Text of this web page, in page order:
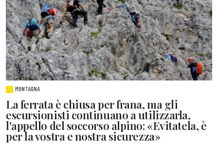
MONTAGNA
La ferrata è chiusa per frana, ma gli
escursionisti continuano a utilizzarla,
l'appello del soccorso alpino: «Evitatela, è
per la vostra e nostra sicurezza»